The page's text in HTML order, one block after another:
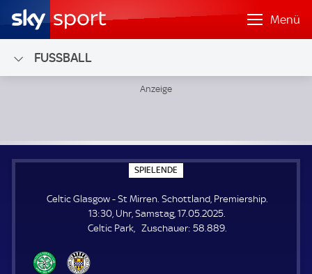
Menü
FUSSBALL
SPIELENDE
P
E
L
E
N
Celtic Glasgow - St Mirren. Schottland, Premiership.
13:30, Uhr, Samstag, 17.05.2025.
Celtic Park
Zuschauer: Z
58.889.